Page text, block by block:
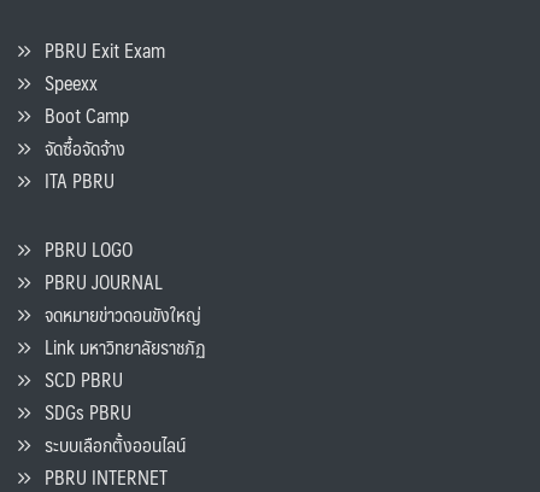
PBRU Exit Exam
Speexx
Boot Camp
จัดซื้อจัดจ้าง
ITA PBRU
PBRU LOGO
PBRU JOURNAL
จดหมายข่าวดอนขังใหญ่
Link มหาวิทยาลัยราชภัฏ
SCD PBRU
SDGs PBRU
ระบบเลือกตั้งออนไลน์
PBRU INTERNET